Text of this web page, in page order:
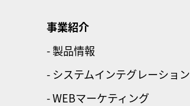
事業紹介
- 製品情報
- システムインテグレーション
- WEBマーケティング